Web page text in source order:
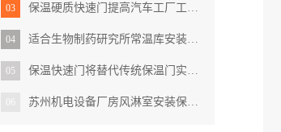
03 保温硬质快速门提高汽车工厂工作环境新标准
04 适合生物制药研究所常温库安装的保温提升门
05 保温快速门将替代传统保温门实现工作智能化
苏州机电设备厂房风淋室安装保温快速门